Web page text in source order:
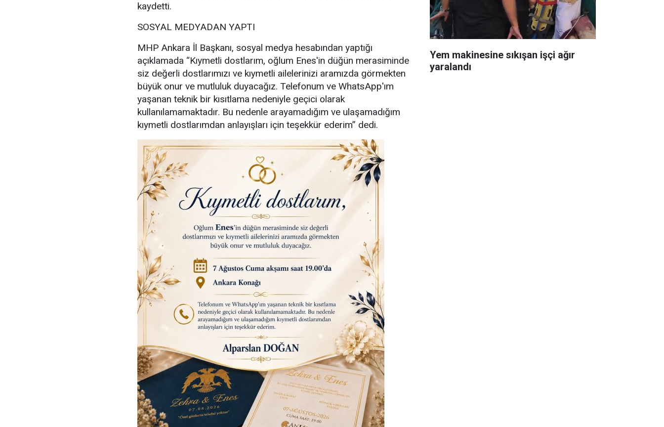
kaydetti.
SOSYAL MEDYADAN YAPTI
MHP Ankara İl Başkanı, sosyal medya hesabından yaptığı
açıklamada “Kıymetli dostlarım, oğlum Enes'in düğün merasiminde
siz değerli dostlarımızı ve kıymetli ailelerinizi aramızda görmekten
büyük onur ve mutluluk duyacağız. Telefonum ve WhatsApp'ım
yaşanan teknik bir kısıtlama nedeniyle geçici olarak
kullanılamamaktadır. Bu nedenle arayamadığım ve ulaşamadığım
kıymetli dostlarımdan anlayışları için teşekkür ederim” dedi.
Yem makinesine sıkışan işçi ağır
yaralandı